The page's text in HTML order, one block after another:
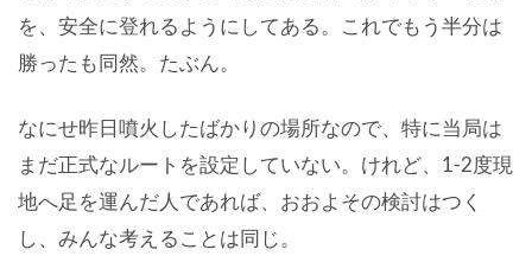
を、安全に登れるようにしてある。これでもう半分は
勝ったも同然。たぶん。
なにせ昨日噴火したばかりの場所なので、特に当局は
まだ正式なルートを設定していない。けれど、1-2度現
地へ足を運んだ人であれば、おおよその検討はつく
し、みんな考えることは同じ。